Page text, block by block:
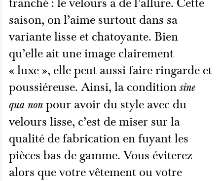
tranché : le velours a de l’allure. Cette
saison, on l’aime surtout dans sa
variante lisse et chatoyante. Bien
qu’elle ait une image clairement
« luxe », elle peut aussi faire ringarde et
poussiéreuse. Ainsi, la conditionsine
qua non pour avoir du style avec du
velours lisse, c’est de miser sur la
qualité de fabrication en fuyant les
pièces bas de gamme. Vous éviterez
alors que votre vêtement ou votre